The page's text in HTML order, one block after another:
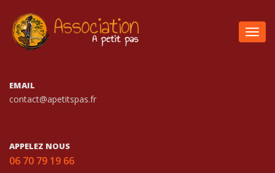
EMAIL
contact@apetitspas.fr
APPELEZ NOUS
06 70 79 19 66